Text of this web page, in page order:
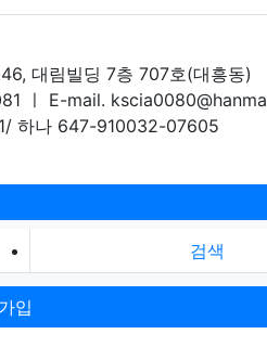
대림빌딩 7층 707호(대흥동)
ㅣ E-mail.
하나 647-910032-07605
검색
입